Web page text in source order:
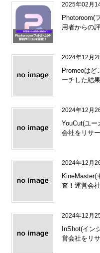
2025年02月
Photoroom(
用者からの
2024年12月
Promeoはど
ーチした結
2024年12月
YouCut(ユ
会社をリサ
2024年12月
KineMaster(
査！運営会
2024年12月
InShot(イン
営会社をリ